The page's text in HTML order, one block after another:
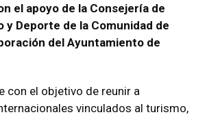
el apoyo de la Consejería de
y Deporte de la Comunidad de
del Ayuntamiento de
con el objetivo de reunir a
vinculados al turismo,